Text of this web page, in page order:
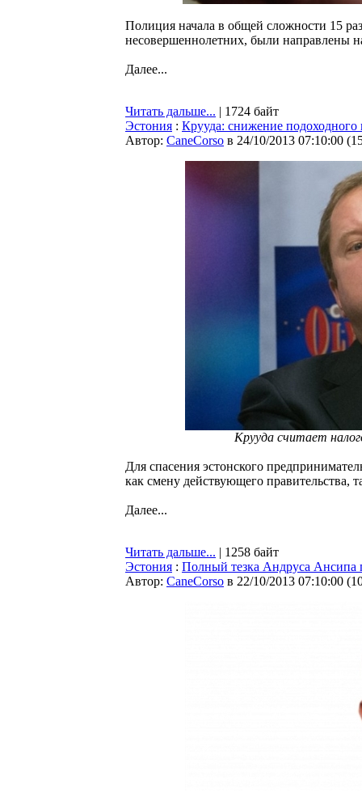
Полиция начала в общей сложности 15
несовершеннолетних, были направлены
Далее...
Читать дальше... | 1724 байт
Эстония : Крууда: снижение
Автор: CaneCorso в 24/10/2013 07:10:00 (
Крууда считает
Для спасения эстонского
как смену действующего правительства,
Далее...
Читать дальше... | 1258 байт
Эстония : Полный тезка Андруса Ансипа
Автор: CaneCorso в 22/10/2013 07:10:00 (